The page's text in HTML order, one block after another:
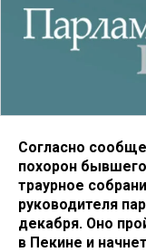
Согласно
похорон
траурное
руководителя
декабря. Оно
в Пекине и